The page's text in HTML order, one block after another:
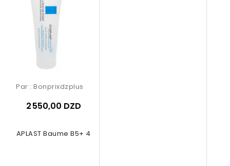
CICAPLAST Baume B5+ 40ml
Par : Bonprixdzplus
2 550,00 DZD